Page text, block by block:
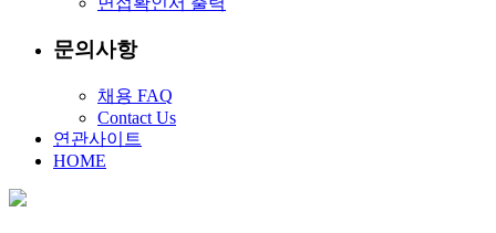
문의사항
채용 FAQ
Contact Us
연관사이트
HOME